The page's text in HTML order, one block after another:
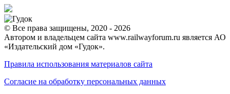
© Все права защищены, 2020 - 2026
Автором и владельцем сайта www.railwayforum.ru является АО
«Издательский дом «Гудок».
Правила использования материалов сайта
Согласие на обработку персональных данных